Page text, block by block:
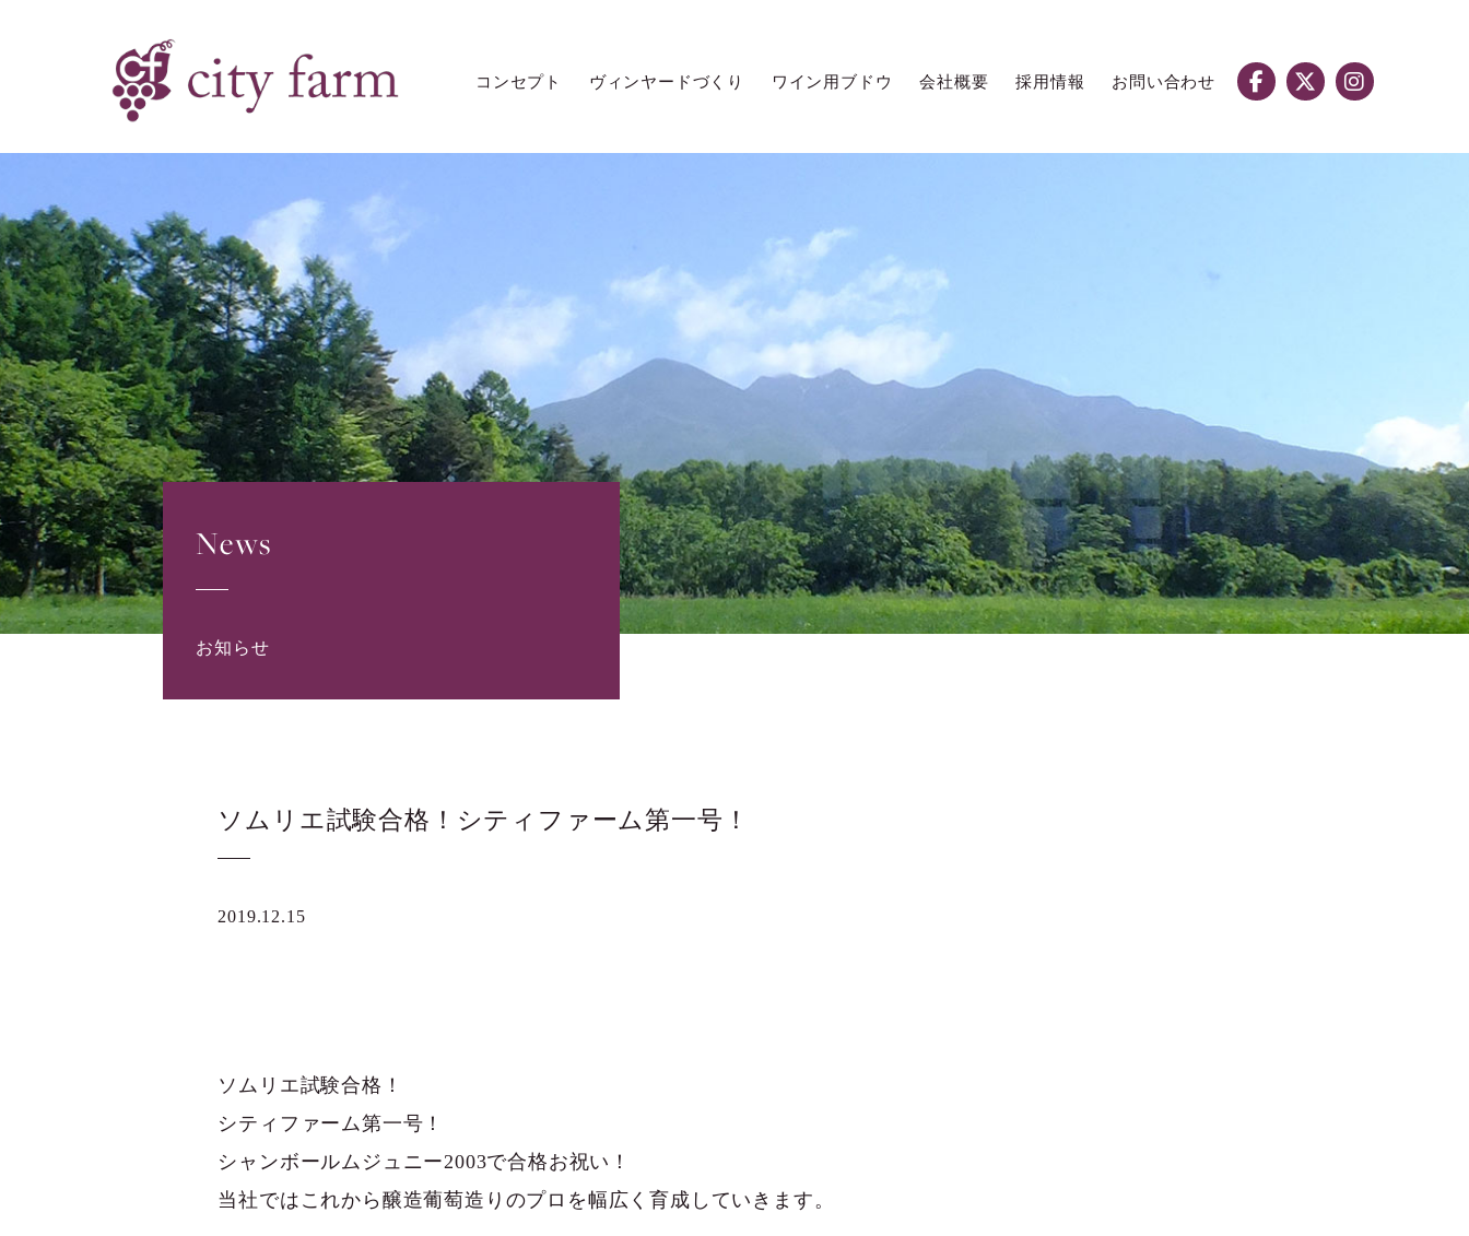
コンセプト ヴィンヤードづくり ワイン用ブドウ 会社概要 採用情報 お問い合わせ
News
お知らせ
ソムリエ試験合格！シティファーム第一号！
2019.12.15
ソムリエ試験合格！
シティファーム第一号！
シャンボールムジュニー2003で合格お祝い！
当社ではこれから醸造葡萄造りのプロを幅広く育成していきます。